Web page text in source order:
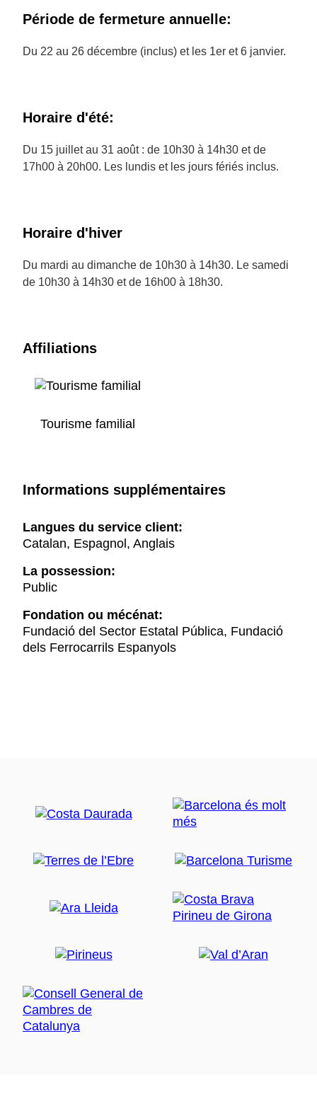
Période de fermeture annuelle:
Du 22 au 26 décembre (inclus) et les 1er et 6 janvier.
Horaire d'été:
Du 15 juillet au 31 août : de 10h30 à 14h30 et de
17h00 à 20h00. Les lundis et les jours fériés inclus.
Horaire d'hiver
Du mardi au dimanche de 10h30 à 14h30. Le samedi
de 10h30 à 14h30 et de 16h00 à 18h30.
Affiliations
Tourisme familial
Informations supplémentaires
Langues du service client:
Catalan, Espagnol, Anglais
La possession:
Public
Fondation ou mécénat:
Fundació del Sector Estatal Pública, Fundació
dels Ferrocarrils Espanyols